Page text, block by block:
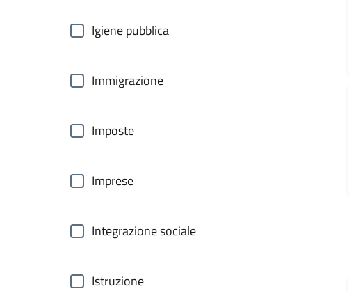
Igiene pubblica
Immigrazione
Imposte
Imprese
Integrazione sociale
Istruzione